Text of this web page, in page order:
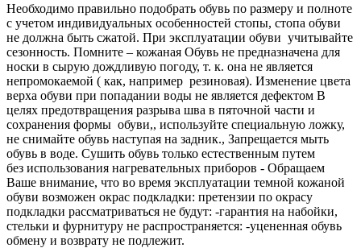
Необходимо правильно подобрать обувь по размеру и полноте
с учетом индивидуальных особенностей стопы, стопа обуви
не должна быть сжатой. При эксплуатации обуви учитывайте
сезонность. Помните – кожаная Обувь не предназначена для
носки в сырую дождливую погоду, т. к. она не является
непромокаемой ( как, например резиновая). Изменение цвета
верха обуви при попадании воды не является дефектом В
целях предотвращения разрыва шва в пяточной части и
сохранения формы обуви,, используйте специальную ложку,
не снимайте обувь наступая на задник., Запрещается мыть
обувь в воде. Сушить обувь только естественным путем
без использования нагревательных приборов - Обращаем
Ваше внимание, что во время эксплуатации темной кожаной
обуви возможен окрас подкладки: претензии по окрасу
подкладки рассматриваться не будут: -гарантия на набойки,
стельки и фурнитуру не распространяется: -уцененная обувь
обмену и возврату не подлежит.